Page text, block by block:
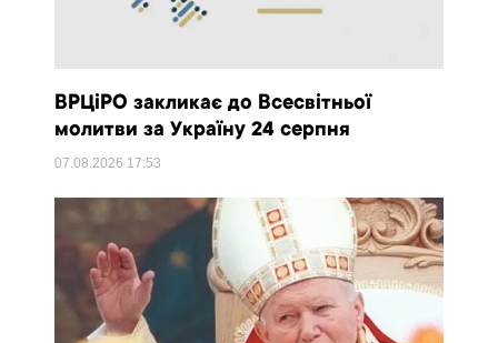
ВРЦіРО закликає до Всесвітньої
молитви за Україну 24 серпня
07.08.2026 17:53